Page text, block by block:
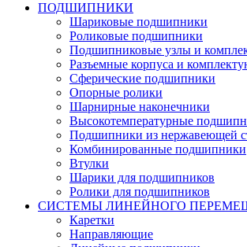
ПОДШИПНИКИ
Шариковые подшипники
Роликовые подшипники
Подшипниковые узлы и
Разъемные корпуса и
Сферические подшипники
Опорные ролики
Шарнирные наконечники
Высокотемпературные
Подшипники из нержавеющей
Комбинированные подшипники
Втулки
Шарики для подшипников
Ролики для подшипников
СИСТЕМЫ ЛИНЕЙНОГО
Каретки
Направляющие